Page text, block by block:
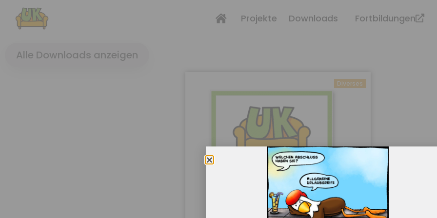
Projekte Downloads Fortbildungen
Alle Downloads anzeigen
Diverses